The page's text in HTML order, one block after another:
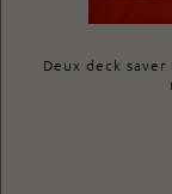
Deux deck